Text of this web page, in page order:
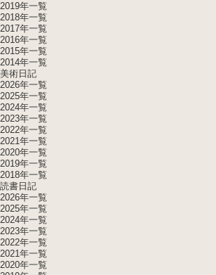
2019年一覧
2018年一覧
2017年一覧
2016年一覧
2015年一覧
2014年一覧
美術日記
2026年一覧
2025年一覧
2024年一覧
2023年一覧
2022年一覧
2021年一覧
2020年一覧
2019年一覧
2018年一覧
読書日記
2026年一覧
2025年一覧
2024年一覧
2023年一覧
2022年一覧
2021年一覧
2020年一覧